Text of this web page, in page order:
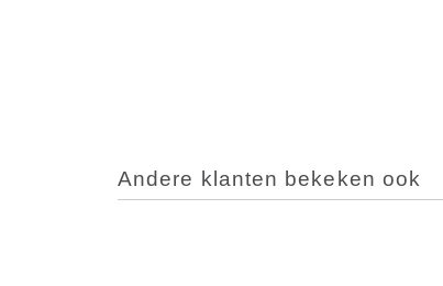
Andere klanten bekeken ook